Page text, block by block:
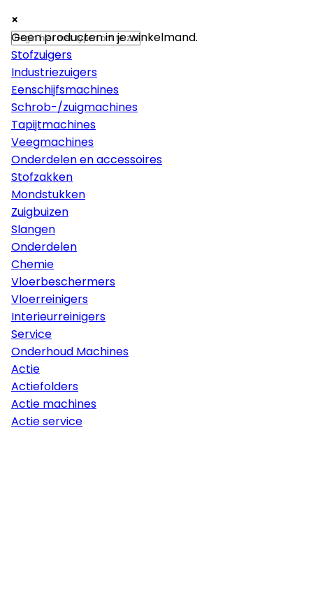
×
Machines
Stofzuigers
Industriezuigers
Eenschijfsmachines
Schrob-/zuigmachines
Tapijtmachines
Veegmachines
Onderdelen en accessoires
Stofzakken
Mondstukken
Zuigbuizen
Slangen
Onderdelen
Chemie
Vloerbeschermers
Vloerreinigers
Interieurreinigers
Service
Onderhoud Machines
Actie
Actiefolders
Actie machines
Actie service
×
×
Geen producten in je winkelmand.